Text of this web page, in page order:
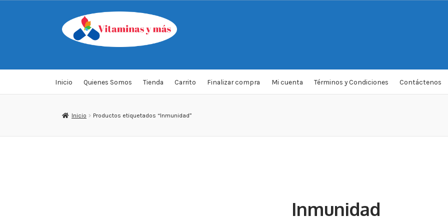
Saltar
a
navegación
al
contenido
Inicio Quienes Somos Tienda Carrito Finalizar compra Mi cuenta Términos y Condiciones Contáctenos
Inicio Productos etiquetados “Inmunidad”
Inmunidad